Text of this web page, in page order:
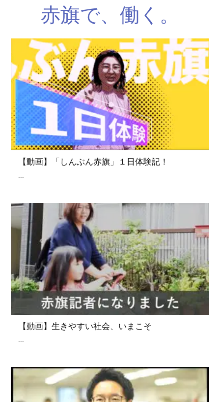
赤旗で、働く。
【動画】「しんぶん赤旗」１日体験記！
【動画】生きやすい社会、いまこそ
...